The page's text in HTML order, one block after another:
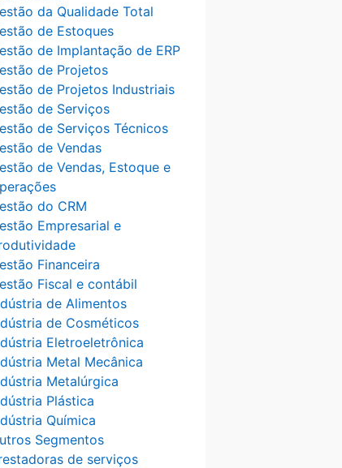
da Qualidade Total
de Estoques
de Implantação de ERP
de Projetos
de Projetos Industriais
de Serviços
de Serviços Técnicos
de Vendas
de Vendas, Estoque e
do CRM
Empresarial e
Financeira
Fiscal e contábil
de Alimentos
de Cosméticos
Eletroeletrônica
Metal Mecânica
Metalúrgica
Plástica
Química
Segmentos
de serviços